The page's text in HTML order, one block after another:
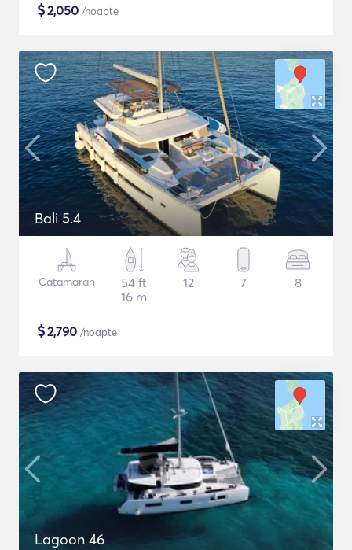
$2,050 /noapte
Bali 5.4
Catamaran
54 ft
16 m
12 7 8
$2,790 /noapte
Lagoon 46